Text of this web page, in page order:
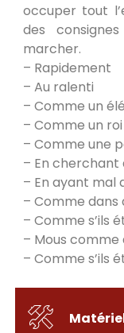
occuper tout
des
marcher.
– Rapidement
– Au ralenti
– Comme un
– Comme un
– Comme une
– En cherchant
– En ayant mal
– Comme dans
– Comme s’ils
– Mous
– Comme s’ils